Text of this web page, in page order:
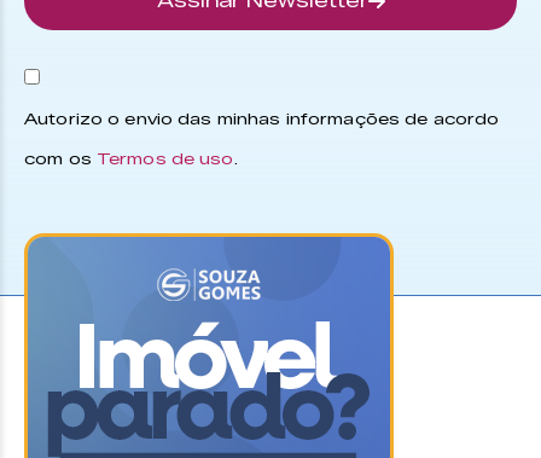
Autorizo o envio das minhas informações de acordo
com os Termos de uso.